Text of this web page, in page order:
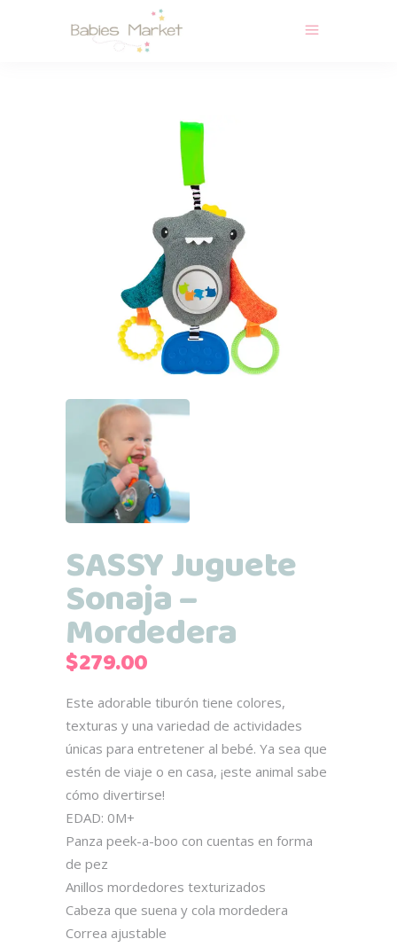
SASSY Juguete
Sonaja –
Mordedera
$279.00
Este adorable tiburón tiene colores,
texturas y una variedad de actividades
únicas para entretener al bebé. Ya sea que
estén de viaje o en casa, ¡este animal sabe
cómo divertirse!
EDAD: 0M+
Panza peek-a-boo con cuentas en forma
de pez
Anillos mordedores texturizados
Cabeza que suena y cola mordedera
Correa ajustable